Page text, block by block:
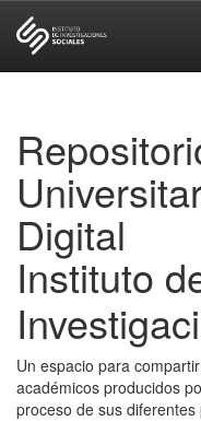
Digital
Instituto
Un espacio para
académicos producidos
proceso de sus diferentes